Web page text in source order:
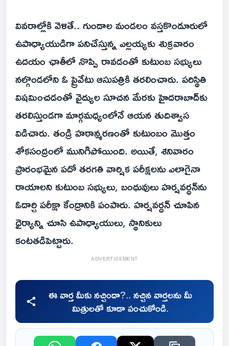
వివరాల్లోకి వెళితే.. గుండాల మండలం వస్తకొండూరులో
ఉపాధ్యాయుడిగా పనిచేస్తున్న ఎల్లయ్యకు శుక్రవారం
ఉదయం ఛాతీలో నొప్పి రావడంతో కుటుంబ సభ్యులు
నల్గొండలోని ఓ ప్రైవేటు ఆసుపత్రికి తరలించారు. పరిస్థితి
విషమించడంతో వైద్యుల సూచన మేరకు హైదరాబాద్‌కు
తరలిస్తుండగా మార్గమధ్యంలోనే ఆయన తుదిశ్వాస
విడిచారు. తండ్రి హఠాన్మరణంతో కుటుంబం మొత్తం
శోకసంద్రంలో మునిగిపోయింది. అయితే, శనివారం
ప్రారంభమైన పదో తరగతి వార్షిక పరీక్షలను ఎలాగైనా
రాయాలని కుటుంబ సభ్యులు, బంధువులు హర్షవర్ధన్‌ను
ఓదార్చి పరీక్షా కేంద్రానికి పంపారు. హర్షవర్ధన్ చూపిన
ధైర్యాన్ని చూసి ఉపాధ్యాయులు, స్థానికులు
కంటతడిపెట్టారు.
ADVERTISEMENT
ఈ వార్త మీకు నచ్చిందా?.. నచ్చిన వార్తలను మీ
మిత్రులతో కూడా పంచుకోండి.